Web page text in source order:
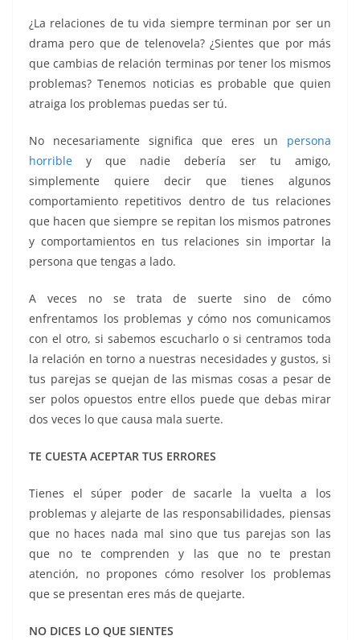
¿La relaciones de tu vida siempre terminan por ser un
drama pero que de telenovela? ¿Sientes que por más
que cambias de relación terminas por tener los mismos
problemas? Tenemos noticias es probable que quien
atraiga los problemas puedas ser tú.
No necesariamente significa que eres un persona
horrible y que nadie debería ser tu amigo,
simplemente quiere decir que tienes algunos
comportamiento repetitivos dentro de tus relaciones
que hacen que siempre se repitan los mismos patrones
y comportamientos en tus relaciones sin importar la
persona que tengas a lado.
A veces no se trata de suerte sino de cómo
enfrentamos los problemas y cómo nos comunicamos
con el otro, si sabemos escucharlo o si centramos toda
la relación en torno a nuestras necesidades y gustos, si
tus parejas se quejan de las mismas cosas a pesar de
ser polos opuestos entre ellos puede que debas mirar
dos veces lo que causa mala suerte.
TE CUESTA ACEPTAR TUS ERRORES
Tienes el súper poder de sacarle la vuelta a los
problemas y alejarte de las responsabilidades, piensas
que no haces nada mal sino que tus parejas son las
que no te comprenden y las que no te prestan
atención, no propones cómo resolver los problemas
que se presentan eres más de quejarte.
NO DICES LO QUE SIENTES